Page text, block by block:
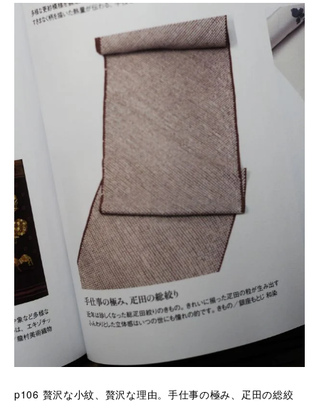
p106 贅沢な小紋、贅沢な理由。手仕事の極み、疋田の総絞